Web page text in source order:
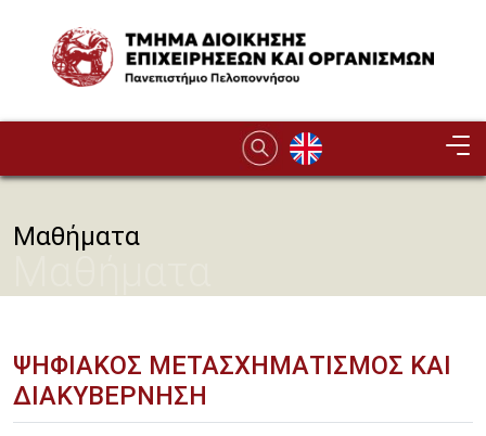
Image
Μαθήματα
ΨΗΦΙΑΚΟΣ ΜΕΤΑΣΧΗΜΑΤΙΣΜΟΣ ΚΑΙ
ΔΙΑΚΥΒΕΡΝΗΣΗ